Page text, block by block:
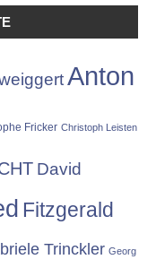
Anton
Fricker Christoph Leisten
David
Fitzgerald
Trinckler Georg